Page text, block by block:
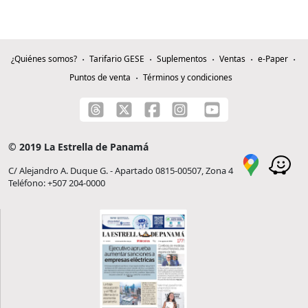
¿Quiénes somos? Tarifario GESE Suplementos Ventas
e-Paper
Puntos de venta
Términos y condiciones
© 2019 La Estrella de Panamá
C/ Alejandro A. Duque G. - Apartado 0815-00507, Zona 4
Teléfono: +507 204-0000